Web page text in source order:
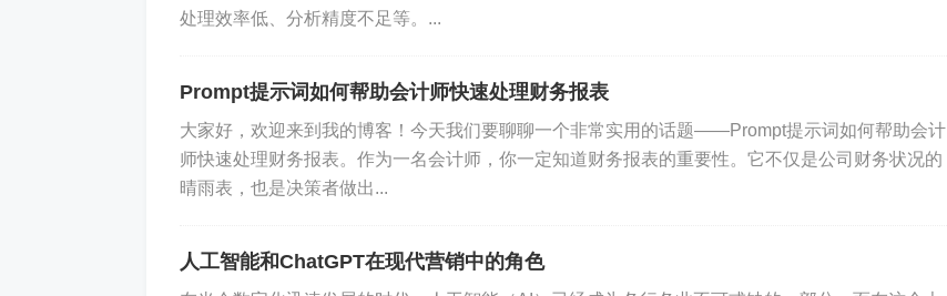
企业需要确定需要收集哪些数据，并选择合适的工具和渠道。除了传统的问卷调查、访谈等方法，
3. 数据分析
收集到数据后，需要对其进行整理和分析。这一步可以使用专业的数据分析软件，如Tableau、Po
处理效率低、分析精度不足等。...
Prompt提示词如何帮助会计师快速处理财务报表
大家好，欢迎来到我的博客！今天我们要聊聊一个非常实用的话题——Prompt提示词如何帮助会计
师快速处理财务报表。作为一名会计师，你一定知道财务报表的重要性。它不仅是公司财务状况的
晴雨表，也是决策者做出...
人工智能和ChatGPT在现代营销中的角色